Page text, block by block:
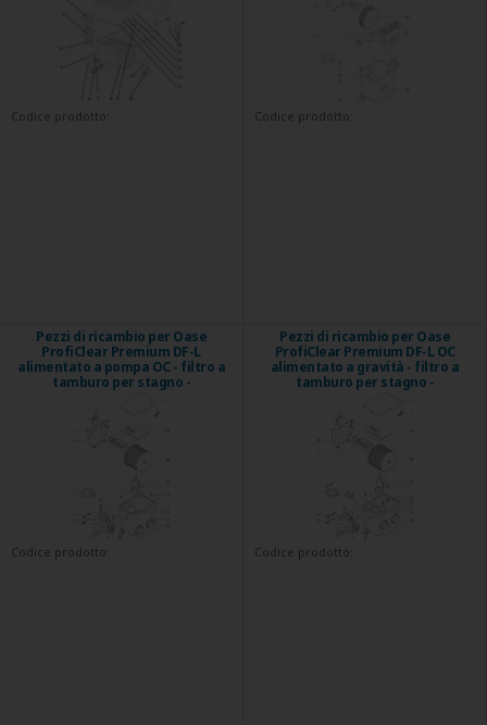
Codice prodotto: Codice prodotto:
Pezzi di ricambio per Oase
ProfiClear Premium DF-L
alimentato a pompa OC - filtro a
tamburo per stagno -
Codice prodotto:
Pezzi di ricambio per Oase
ProfiClear Premium DF-L OC
alimentato a gravità - filtro a
tamburo per stagno -
Codice prodotto: